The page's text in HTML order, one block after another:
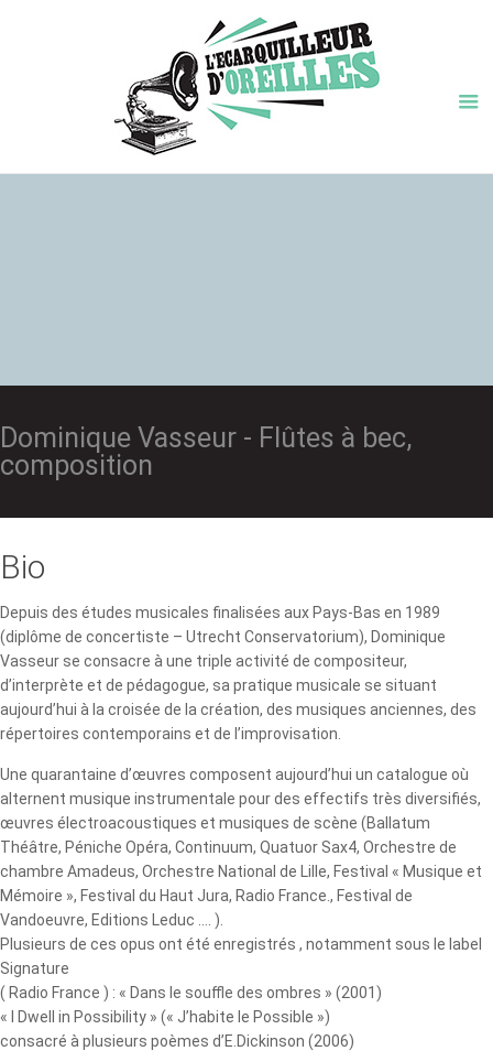
Dominique Vasseur - Flûtes à bec,
composition
Bio
Depuis des études musicales finalisées aux Pays-Bas en 1989
(diplôme de concertiste – Utrecht Conservatorium), Dominique
Vasseur se consacre à une triple activité de compositeur,
d’interprète et de pédagogue, sa pratique musicale se situant
aujourd’hui à la croisée de la création, des musiques anciennes, des
répertoires contemporains et de l’improvisation.
Une quarantaine d’œuvres composent aujourd’hui un catalogue où
alternent musique instrumentale pour des effectifs très diversifiés,
œuvres électroacoustiques et musiques de scène (Ballatum
Théâtre, Péniche Opéra, Continuum, Quatuor Sax4, Orchestre de
chambre Amadeus, Orchestre National de Lille, Festival « Musique et
Mémoire », Festival du Haut Jura, Radio France., Festival de
Vandoeuvre, Editions Leduc .... ).
Plusieurs de ces opus ont été enregistrés , notamment sous le label
Signature
( Radio France ) : « Dans le souffle des ombres » (2001)
« I Dwell in Possibility » (« J’habite le Possible »)
consacré à plusieurs poèmes d’E.Dickinson (2006)